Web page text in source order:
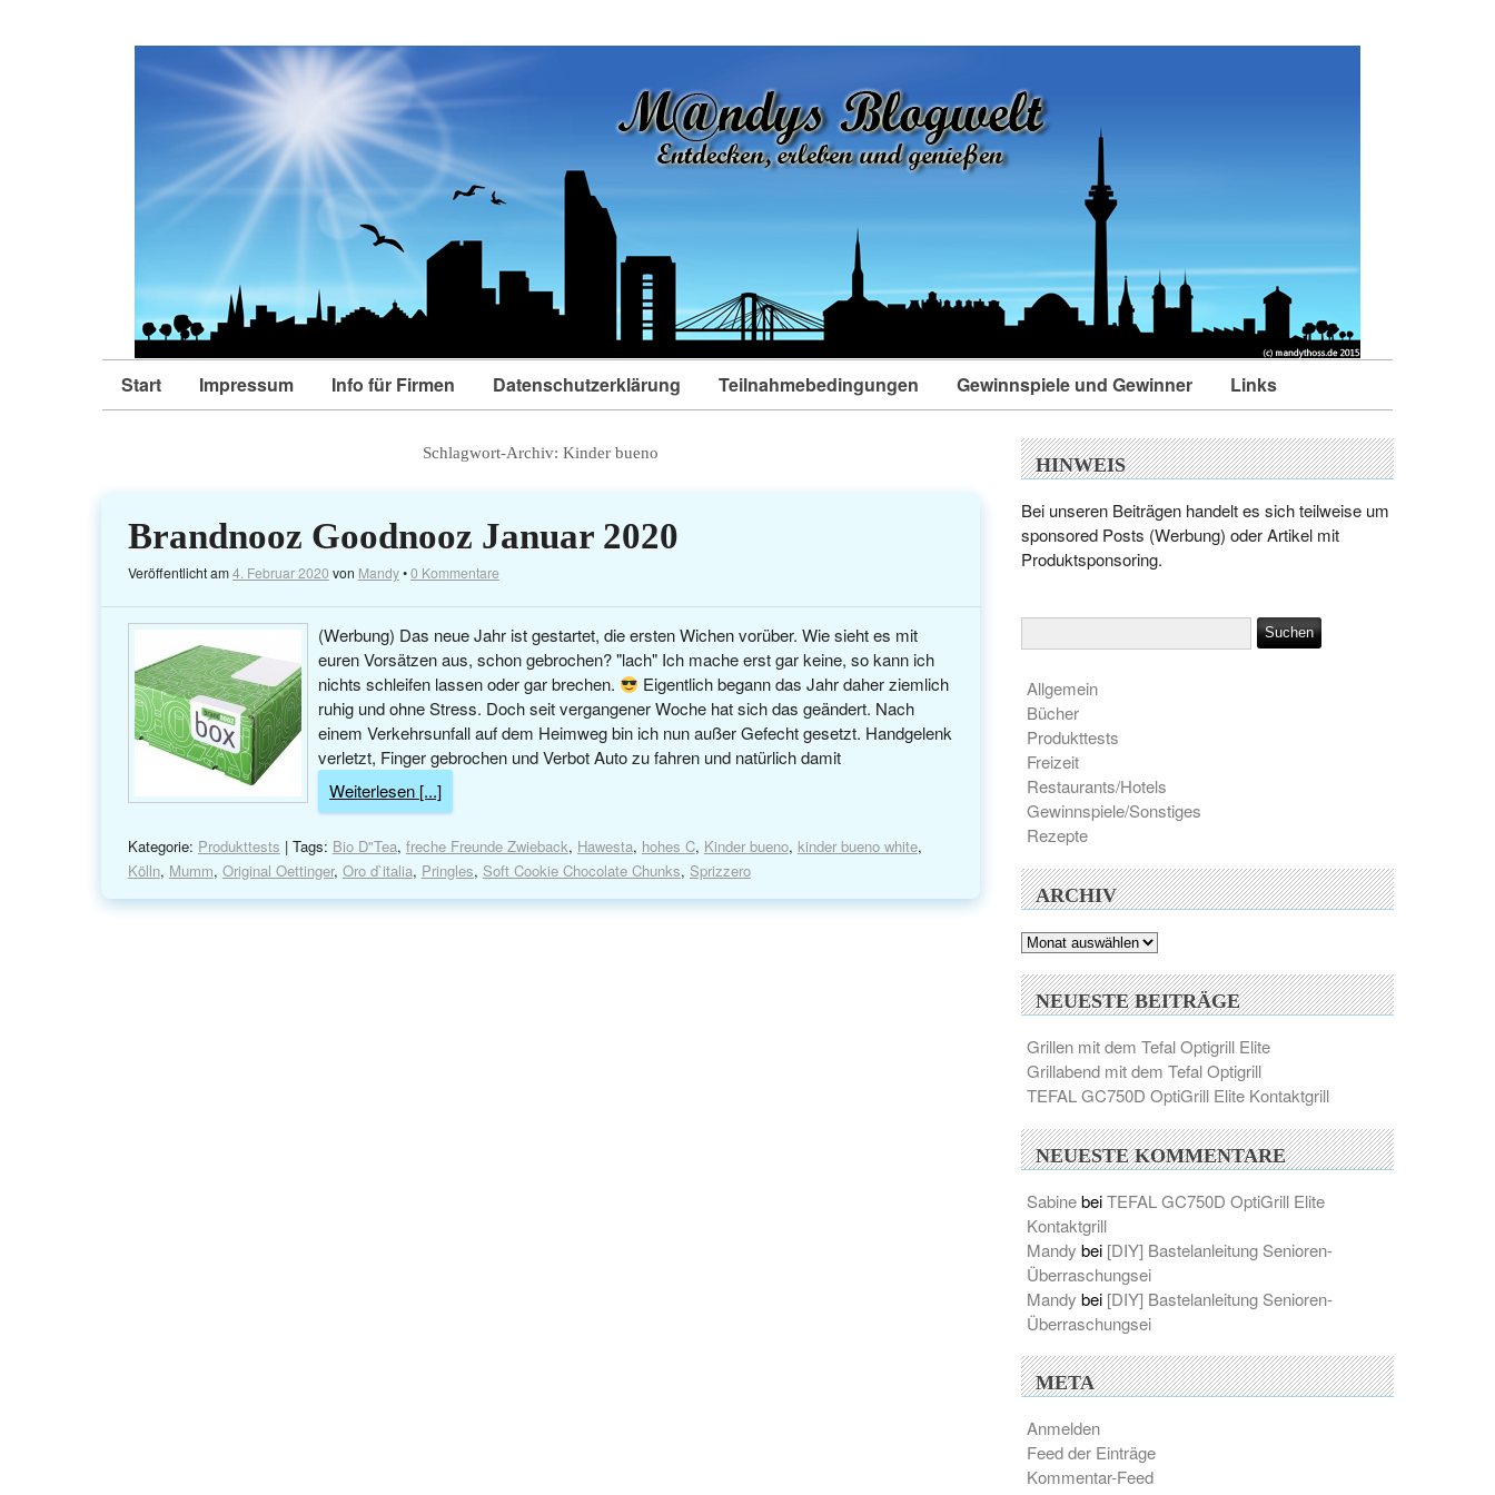
Start Impressum Info für Firmen Datenschutzerklärung Teilnahmebedingungen Gewinnspiele und Gewinner Links
Schlagwort-Archiv:Kinder bueno
Brandnooz Goodnooz Januar 2020
Veröffentlicht am4. Februar 2020 von Mandy•0 Kommentare
(Werbung) Das neue Jahr ist gestartet, die ersten Wichen vorüber. Wie sieht es mit
euren Vorsätzen aus, schon gebrochen? "lach" Ich mache erst gar keine, so kann ich
nichts schleifen lassen oder gar brechen.
Eigentlich begann das Jahr daher ziemlich
ruhig und ohne Stress. Doch seit vergangener Woche hat sich das geändert. Nach
einem Verkehrsunfall auf dem Heimweg bin ich nun außer Gefecht gesetzt. Handgelenk
verletzt, Finger gebrochen und Verbot Auto zu fahren und natürlich damit
Weiterlesen [...]
Kategorie: Produkttests | Tags: Bio D"Tea, freche Freunde Zwieback, Hawesta, hohes C, Kinder bueno, kinder bueno white,
Kölln, Mumm, Original Oettinger, Oro d`italia, Pringles, Soft Cookie Chocolate Chunks, Sprizzero
HINWEIS
Bei unseren Beiträgen handelt es sich teilweise um
sponsored Posts (Werbung) oder Artikel mit
Produktsponsoring.
Allgemein
Bücher
Produkttests
Freizeit
Restaurants/Hotels
Gewinnspiele/Sonstiges
Rezepte
ARCHIV
Archiv
NEUESTE BEITRÄGE
Grillen mit dem Tefal Optigrill Elite
Grillabend mit dem Tefal Optigrill
TEFAL GC750D OptiGrill Elite Kontaktgrill
NEUESTE KOMMENTARE
SabinebeiTEFAL GC750D OptiGrill Elite
Kontaktgrill
Mandy bei [DIY] Bastelanleitung Senioren-
Überraschungsei
Mandy bei [DIY] Bastelanleitung Senioren-
Überraschungsei
META
Anmelden
Feed der Einträge
Kommentar-Feed